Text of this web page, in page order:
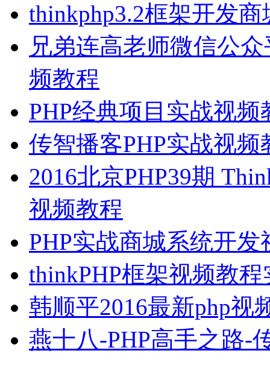
thinkphp3.2框架开发
兄弟连高老师微信公
频教程
PHP经典项目实战视频
传智播客PHP实战视
2016北京PHP39期
视频教程
PHP实战商城系统开发
thinkPHP框架视频教
韩顺平2016最新php视
燕十八-PHP高手之路-